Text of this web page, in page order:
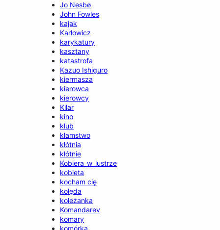
Jo Nesbø
John Fowles
kajak
Karłowicz
karykatury
kasztany
katastrofa
Kazuo Ishiguro
kiermasza
kierowca
kierowcy
Kilar
kino
klub
kłamstwo
kłótnia
kłótnie
Kobiera_w_lustrze
kobieta
kocham cię
kolęda
koleżanka
Komandarev
komary
komórka